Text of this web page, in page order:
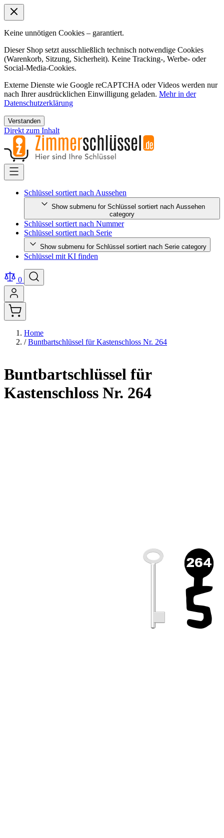
Keine unnötigen Cookies – garantiert.
Dieser Shop setzt ausschließlich technisch notwendige Cookies
(Warenkorb, Sitzung, Sicherheit). Keine Tracking-, Werbe- oder
Social-Media-Cookies.
Externe Dienste wie Google reCAPTCHA oder Videos werden nur
nach Ihrer ausdrücklichen Einwilligung geladen. Mehr in der
Datenschutzerklärung
Verstanden
Direkt zum Inhalt
Schlüssel sortiert nach Aussehen
Show submenu for Schlüssel sortiert nach Aussehen
category
Schlüssel sortiert nach Nummer
Schlüssel sortiert nach Serie
Show submenu for Schlüssel sortiert nach Serie category
Schlüssel mit KI finden
0
Home
/ Buntbartschlüssel für Kastenschloss Nr. 264
Buntbartschlüssel für
Kastenschloss Nr. 264